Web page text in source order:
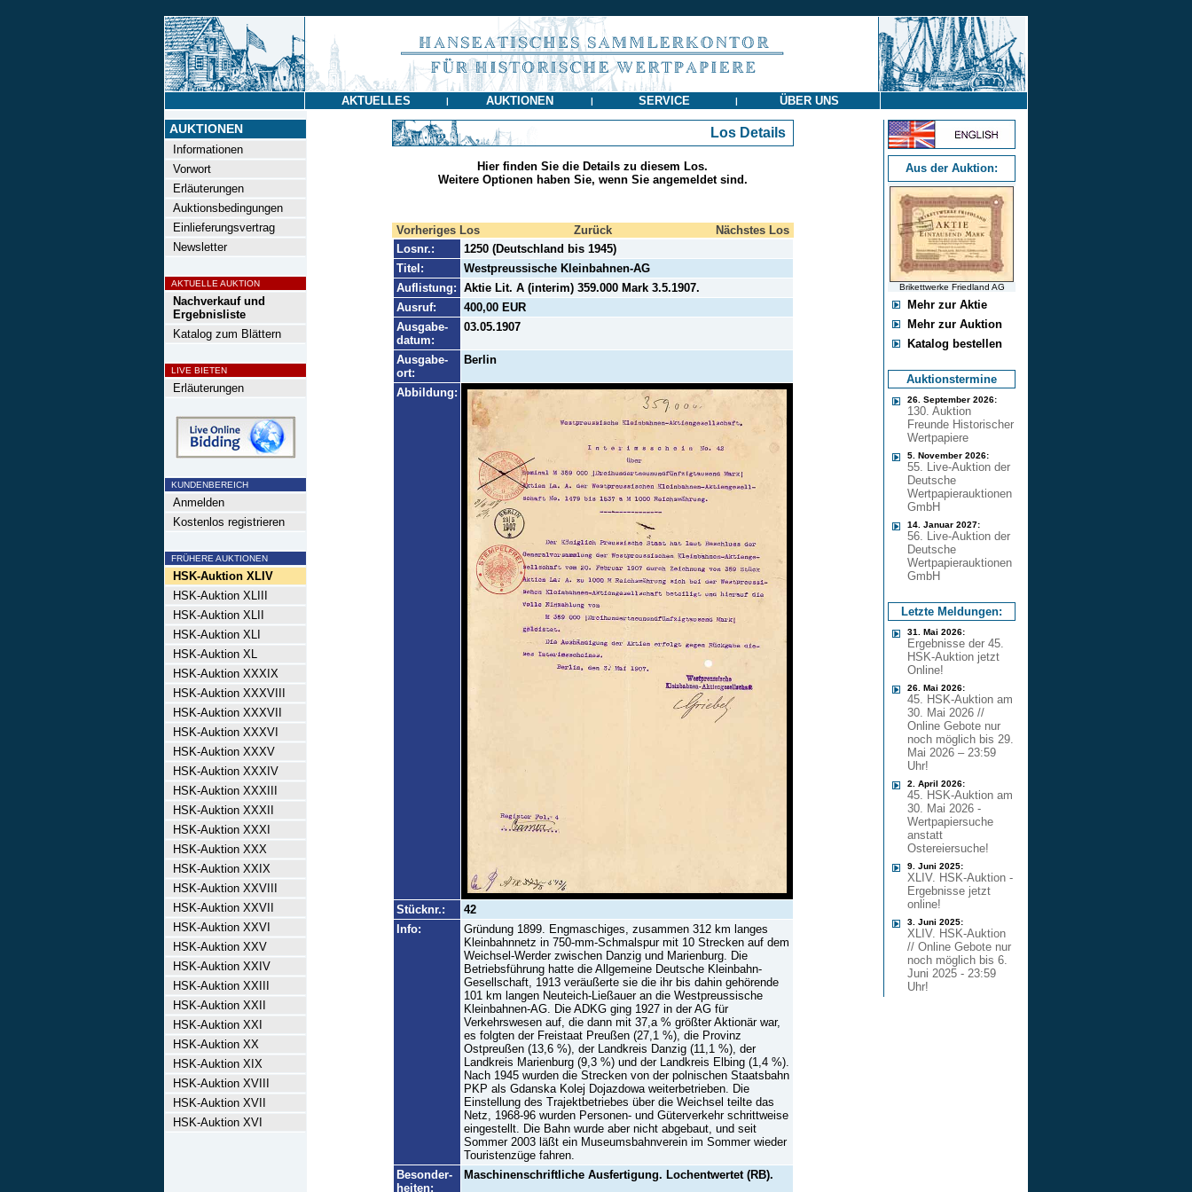
AKTUELLES | AUKTIONEN | SERVICE | ÜBER UNS
AUKTIONEN
Informationen
Vorwort
Erläuterungen
Auktionsbedingungen
Einlieferungsvertrag
Newsletter
AKTUELLE AUKTION
Nachverkauf und
Ergebnisliste
Katalog zum Blättern
LIVE BIETEN
Erläuterungen
KUNDENBEREICH
Anmelden
Kostenlos registrieren
FRÜHERE AUKTIONEN
HSK-Auktion XLIV
HSK-Auktion XLIII
HSK-Auktion XLII
HSK-Auktion XLI
HSK-Auktion XL
HSK-Auktion XXXIX
HSK-Auktion XXXVIII
HSK-Auktion XXXVII
HSK-Auktion XXXVI
HSK-Auktion XXXV
HSK-Auktion XXXIV
HSK-Auktion XXXIII
HSK-Auktion XXXII
HSK-Auktion XXXI
HSK-Auktion XXX
HSK-Auktion XXIX
HSK-Auktion XXVIII
HSK-Auktion XXVII
HSK-Auktion XXVI
HSK-Auktion XXV
HSK-Auktion XXIV
HSK-Auktion XXIII
HSK-Auktion XXII
HSK-Auktion XXI
HSK-Auktion XX
HSK-Auktion XIX
HSK-Auktion XVIII
HSK-Auktion XVII
HSK-Auktion XVI
Los Details
Hier finden Sie die Details zu diesem Los.
Weitere Optionen haben Sie, wenn Sie angemeldet sind.
Vorheriges Los Zurück
Nächstes Los
Losnr.:
1250 (Deutschland bis 1945)
Titel:
Westpreussische Kleinbahnen-AG
Auflistung: Aktie Lit. A (interim) 359.000 Mark 3.5.1907.
Ausruf:
400,00 EUR
Ausgabe-
datum:
03.05.1907
Ausgabe-
ort:
Berlin
Abbildung:
Stücknr.:
42
Info:
Gründung 1899. Engmaschiges, zusammen 312 km langes
Kleinbahnnetz in 750-mm-Schmalspur mit 10 Strecken auf dem
Weichsel-Werder zwischen Danzig und Marienburg. Die
Betriebsführung hatte die Allgemeine Deutsche Kleinbahn-
Gesellschaft, 1913 veräußerte sie die ihr bis dahin gehörende
101 km langen Neuteich-Ließauer an die Westpreussische
Kleinbahnen-AG. Die ADKG ging 1927 in der AG für
Verkehrswesen auf, die dann mit 37,a % größter Aktionär war,
es folgten der Freistaat Preußen (27,1 %), die Provinz
Ostpreußen (13,6 %), der Landkreis Danzig (11,1 %), der
Landkreis Marienburg (9,3 %) und der Landkreis Elbing (1,4 %).
Nach 1945 wurden die Strecken von der polnischen Staatsbahn
PKP als Gdanska Kolej Dojazdowa weiterbetrieben. Die
Einstellung des Trajektbetriebes über die Weichsel teilte das
Netz, 1968-96 wurden Personen- und Güterverkehr schrittweise
eingestellt. Die Bahn wurde aber nicht abgebaut, und seit
Sommer 2003 läßt ein Museumsbahnverein im Sommer wieder
Touristenzüge fahren.
Besonder-
heiten:
Maschinenschriftliche Ausfertigung. Lochentwertet (RB).
Aus der Auktion:
Brikettwerke Friedland AG
Mehr zur Aktie
Mehr zur Auktion
Katalog bestellen
Auktionstermine
26. September 2026:
130. Auktion
Freunde Historischer
Wertpapiere
5. November 2026:
55. Live-Auktion der
Deutsche
Wertpapierauktionen
GmbH
14. Januar 2027:
56. Live-Auktion der
Deutsche
Wertpapierauktionen
GmbH
Letzte Meldungen:
31. Mai 2026:
Ergebnisse der 45.
HSK-Auktion jetzt
Online!
26. Mai 2026:
45. HSK-Auktion am
30. Mai 2026 //
Online Gebote nur
noch möglich bis 29.
Mai 2026 – 23:59
Uhr!
2. April 2026:
45. HSK-Auktion am
30. Mai 2026 -
Wertpapiersuche
anstatt
Ostereiersuche!
9. Juni 2025:
XLIV. HSK-Auktion -
Ergebnisse jetzt
online!
3. Juni 2025:
XLIV. HSK-Auktion
// Online Gebote nur
noch möglich bis 6.
Juni 2025 - 23:59
Uhr!